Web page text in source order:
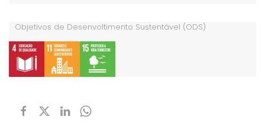
Objetivos de Desenvoltimento Sustentável (ODS)